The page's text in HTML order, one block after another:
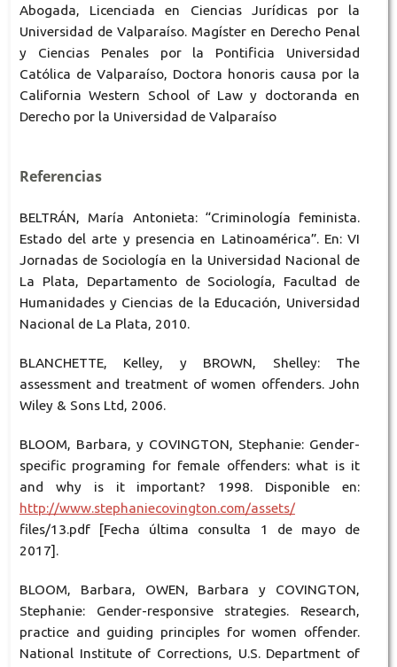
Abogada, Licenciada en Ciencias Jurídicas por la
Universidad de Valparaíso. Magíster en Derecho Penal
y Ciencias Penales por la Pontificia Universidad
Católica de Valparaíso, Doctora honoris causa por la
California Western School of Law y doctoranda en
Derecho por la Universidad de Valparaíso
Referencias
BELTRÁN, María Antonieta: “Criminología feminista.
Estado del arte y presencia en Latinoamérica”. En: VI
Jornadas de Sociología en la Universidad Nacional de
La Plata, Departamento de Sociología, Facultad de
Humanidades y Ciencias de la Educación, Universidad
Nacional de La Plata, 2010.
BLANCHETTE, Kelley, y BROWN, Shelley: The
assessment and treatment of women offenders. John
Wiley & Sons Ltd, 2006.
BLOOM, Barbara, y COVINGTON, Stephanie: Gender-
specific programing for female offenders: what is it
and why is it important? 1998. Disponible en:
http://www.stephaniecovington.com/assets/
files/13.pdf [Fecha última consulta 1 de mayo de
2017].
BLOOM, Barbara, OWEN, Barbara y COVINGTON,
Stephanie: Gender-responsive strategies. Research,
practice and guiding principles for women offender.
National Institute of Corrections, U.S. Department of